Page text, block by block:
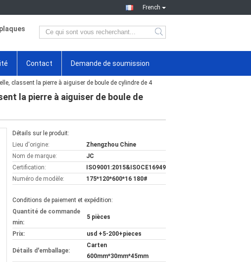
French
Contact Demande de soumission
classent la pierre à aiguiser de boule de cylindre de 4
la pierre à aiguiser de boule de
Détails sur le produit:
Lieu d'origine:
Zhengzhou Chine
Nom de marque:
JC
Certification:
ISO9001:2015&ISOCE16949
Numéro de modèle:
175*120*600*16 180#
Conditions de paiement et expédition:
Quantité de commande
min:
5 pièces
Prix: usd +5-200+pieces
Détails d'emballage:
Carten
600mm*30mm*45mm